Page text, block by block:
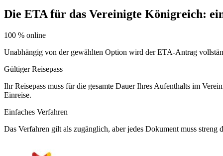
Die ETA für das Vereinigte Königreich:
100 % online
Unabhängig von der gewählten Option wird der ETA-Antrag
Gültiger Reisepass
Ihr Reisepass muss für die gesamte Dauer Ihres Aufenthalts im
Einreise.
Einfaches Verfahren
Das Verfahren gilt als zugänglich, aber jedes Dokument muss